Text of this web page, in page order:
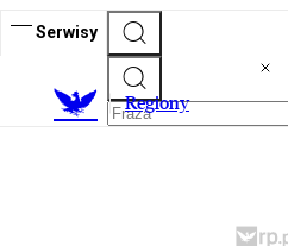
Serwisy
Regiony